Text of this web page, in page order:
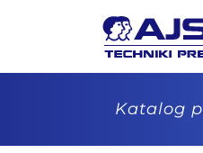
Katalog